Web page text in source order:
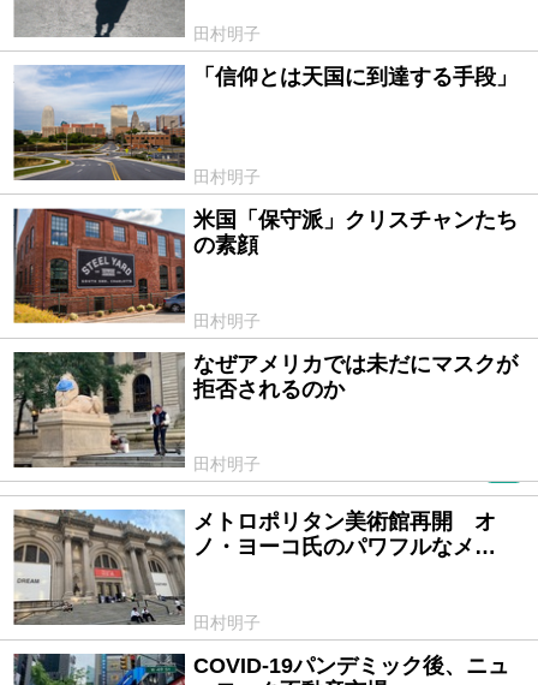
田村明子
2020/11/23 「信仰とは天国に到達する手段」
田村明子
2020/10/28
米国「保守派」クリスチャンたち
の素顔
田村明子
2020/09/27
なぜアメリカでは未だにマスクが
拒否されるのか
田村明子
2020/09/03
メトロポリタン美術館再開 オ
ノ・ヨーコ氏のパワフルなメ…
田村明子
2020/07/29
COVID-19パンデミック後、ニュ